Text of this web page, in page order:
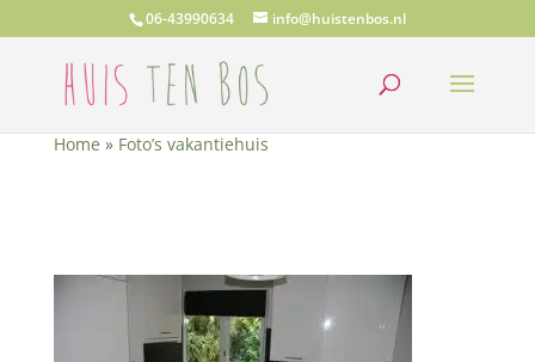
06-43990634 info@huistenbos.nl
Home » Foto’s vakantiehuis